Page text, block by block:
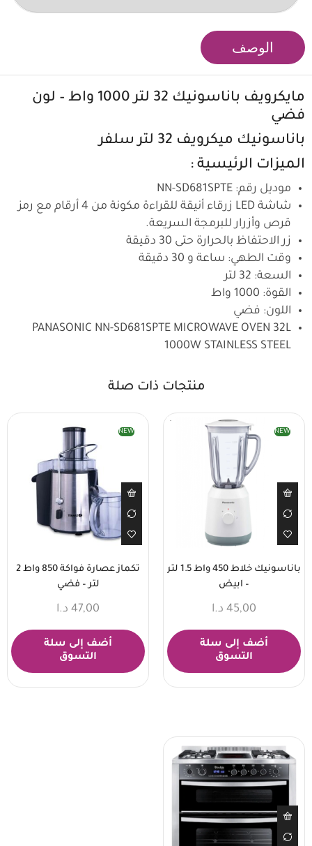
الوصف
مايكرويف باناسونيك
32 لتر 1000 واط – لون
فضي
باناسونيك ميكرويف 32 لتر سلفر
الميزات الرئيسية :
موديل رقم: NN-SD681SPTE
شاشة LED زرقاء أنيقة للقراءة مكونة من 4 أرقام مع رمز
قرص وأزرار للبرمجة السريعة.
زر الاحتفاظ بالحرارة حتى 30 دقيقة
وقت الطهي: ساعة و 30 دقيقة
السعة: 32 لتر
القوة: 1000 واط
اللون: فضي
PANASONIC NN-SD681SPTE MICROWAVE OVEN 32L
1000W STAINLESS STEEL
منتجات ذات صلة
NEW
باناسونيك خلاط 450 واط 1.5 لتر
– ابيض
45,00 د.ا
أضف إلى سلة
التسوق
NEW
تكماز عصارة فواكة 850 واط 2
لتر – فضي
47,00 د.ا
أضف إلى سلة
التسوق